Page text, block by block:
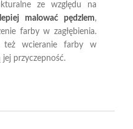
ze względu na
lepiej malować pędzlem,
farby w zagłębienia.
też wcieranie farby w
jej przyczepność.